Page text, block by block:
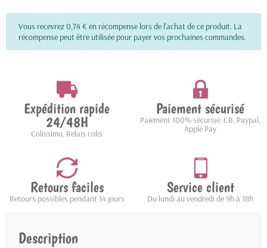
Vous recevrez 0,74 € en récompense lors de l'achat de ce produit. La
récompense peut être utilisée pour payer vos prochaines commandes.
Expédition rapide
24/48H
Colissimo, Relais colis
Paiement sécurisé
Paiement 100% sécurisé: CB, Paypal,
Apple Pay
Retours faciles
Retours possibles pendant 14 jours
Service client
Du lundi au vendredi de 9h à 18h
Description